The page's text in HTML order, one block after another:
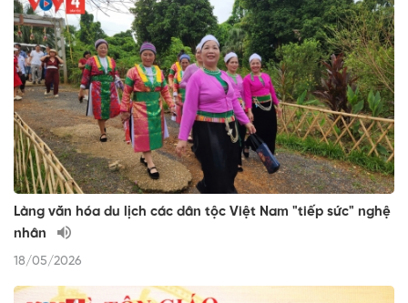
Làng văn hóa du lịch các dân tộc Việt Nam "tiếp sức" nghệ
nhân
18/05/2026